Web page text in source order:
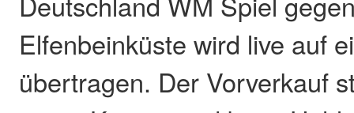
Elfenbeinküste wird live auf
übertragen. Der Vorverkauf